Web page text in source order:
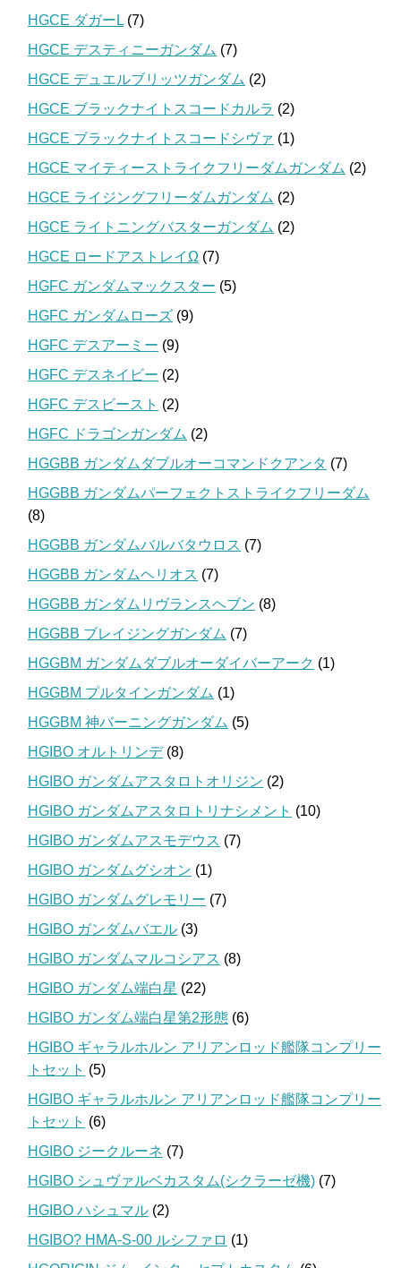
HGCE ダガーL (7)
HGCE デスティニーガンダム (7)
HGCE デュエルブリッツガンダム (2)
HGCE ブラックナイトスコードカルラ (2)
HGCE ブラックナイトスコードシヴァ (1)
HGCE マイティーストライクフリーダムガンダム (2)
HGCE ライジングフリーダムガンダム (2)
HGCE ライトニングバスターガンダム (2)
HGCE ロードアストレイΩ (7)
HGFC ガンダムマックスター (5)
HGFC ガンダムローズ (9)
HGFC デスアーミー (9)
HGFC デスネイビー (2)
HGFC デスビースト (2)
HGFC ドラゴンガンダム (2)
HGGBB ガンダムダブルオーコマンドクアンタ (7)
HGGBB ガンダムパーフェクトストライクフリーダム
(8)
HGGBB ガンダムバルバタウロス (7)
HGGBB ガンダムヘリオス (7)
HGGBB ガンダムリヴランスヘブン (8)
HGGBB ブレイジングガンダム (7)
HGGBM ガンダムダブルオーダイバーアーク (1)
HGGBM プルタインガンダム (1)
HGGBM 神バーニングガンダム (5)
HGIBO オルトリンデ(8)
HGIBO ガンダムアスタロトオリジン (2)
HGIBO ガンダムアスタロトリナシメント (10)
HGIBO ガンダムアスモデウス (7)
HGIBO ガンダムグシオン (1)
HGIBO ガンダムグレモリー (7)
HGIBO ガンダムバエル (3)
HGIBO ガンダムマルコシアス (8)
HGIBO ガンダム端白星 (22)
HGIBO ガンダム端白星第2形態 (6)
HGIBO ギャラルホルン アリアンロッド艦隊コンプリー
トセット (5)
HGIBO ギャラルホルン アリアンロッド艦隊コンプリー
トセット (6)
HGIBO ジークルーネ (7)
HGIBO シュヴァルベカスタム(シクラーゼ機) (7)
HGIBO ハシュマル (2)
HGIBO? HMA-S-00 ルシファロ (1)